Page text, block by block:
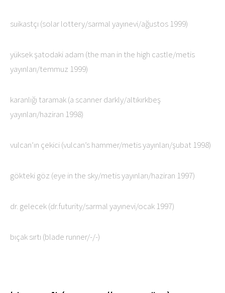
suikastçı (solar lottery/sarmal yayınevi/ağustos 1999)
yüksek şatodaki adam (the man in the high castle/metis
yayınları/temmuz 1999)
karanlığı taramak (a scanner darkly/altıkırkbeş
yayınları/haziran 1998)
vulcan’ın çekici (vulcan’s hammer/metis yayınları/şubat 1998)
gökteki göz (eye in the sky/metis yayınları/haziran 1997)
dr. gelecek (dr.futurity/sarmal yayınevi/ocak 1997)
bıçak sırtı (blade runner/-/-)